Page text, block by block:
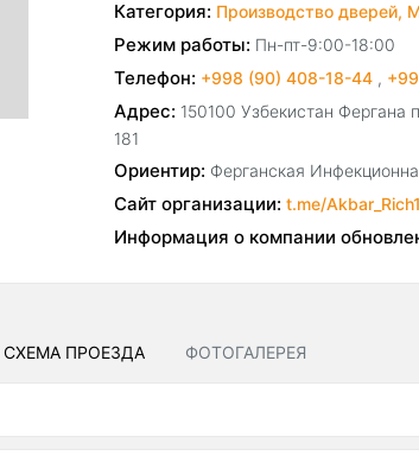
Категория: Производство дверей,
Режим работы: Пн-пт-9:00-18:00
Телефон: +998 (90) 408-18-44 ,
Адрес: 150100 Узбекистан
181
Ориентир: Ферганская
Сайт организации: t.me/Akbar_Rich1
Информация о компании
СХЕМА ПРОЕЗДА ФОТОГАЛЕРЕЯ